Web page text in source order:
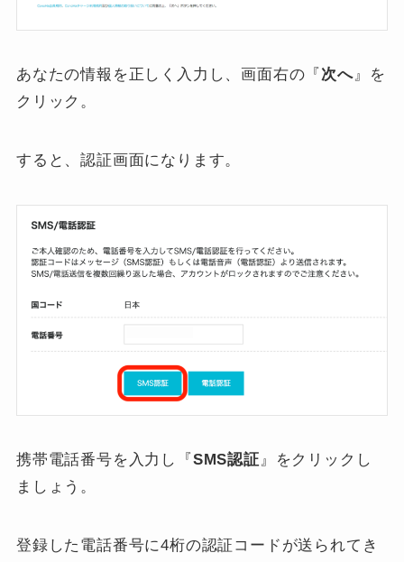
あなたの情報を正しく入力し、画面右の『 次へ』を
クリック。
すると、認証画面になります。
携帯電話番号を入力し『 SMS認証』をクリックし
ましょう。
登録した電話番号に4桁の認証コードが送られてき